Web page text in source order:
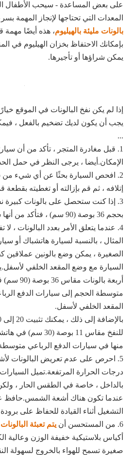
على بعض المساعدة - سيحب الأطفال
المعدات التي تحتاجها لإنجاز المهمة
بالونات مليئة بالهيليوم، هذه أيضًا مهمة
بإمكانك الاحتفاظ بخزان الهيليوم في
يمكن شراؤها أو تأجيرها.
إذا لم يكن نفخ البالونات في الموقع
يجب أن يكون لديك تضخيم بالفعل ،
...
1. قبل مغادرة المتجر ، تأكد من أن
الإمكان.أيضا ، يرجى النظر في حمل
2. افحص السيارة بحثًا عن أي شيء من
إتلافه ، ثم قم بإزالته أو تغطيته
3. إذا كنت ستحصل على بالونات كبيرة
بحجم 36 بوصة (90 سم) ، فتأكد من أنها ستدخل الباب.
4. عندما يتعلق الأمر بعدد البالونات
المثال ، بالنسبة لسيارة هاتشباك أو
الصغيرة ، يمكن وضع بالونين
السيارة مع وضع المقعد الخلفي
أربعة
متوسطة الحجم إلى سيارات الدفع
المقعد الخلفي لأسفل.
منها في سيارات الدفع الرباعي
5. احرص على عدم تعريض البالونات
درجات الحرارة المرتفعة.تميل
بالداخل ، خاصة في الطقس الحار ، ولكن
عندما تكون هناك أشعة الشمس.حافظ
التشغيل أثناء القيادة للحفاظ على برودة
6. من المستحسن أن
يتم تعبئة
أكياس بلاستيكية خفيفة الوزن وعالية
صغيرة تسمح للهواء بالخروج لسهولة